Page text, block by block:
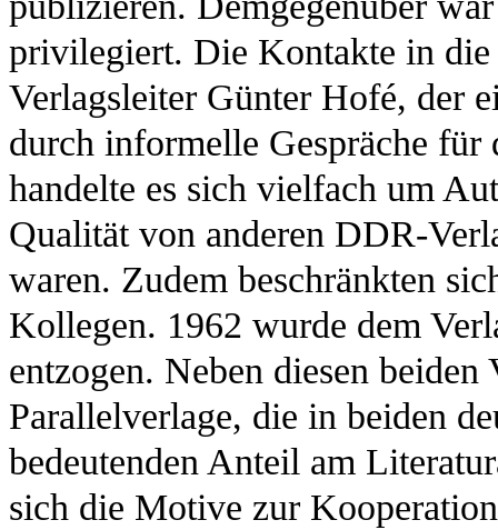
privilegiert. Die Kontakte in
Verlagsleiter Günter Hofé, der
durch informelle Gespräche
handelte es sich vielfach um
Qualität von anderen DDR-
waren. Zudem beschränkten
Kollegen. 1962 wurde dem
entzogen. Neben diesen beiden
Parallelverlage, die in beiden
bedeutenden Anteil am
sich die Motive zur